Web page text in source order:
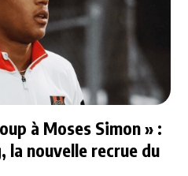
à Moses Simon » :
la nouvelle recrue du